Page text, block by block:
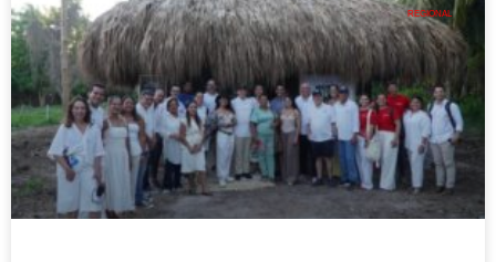
REGIONAL